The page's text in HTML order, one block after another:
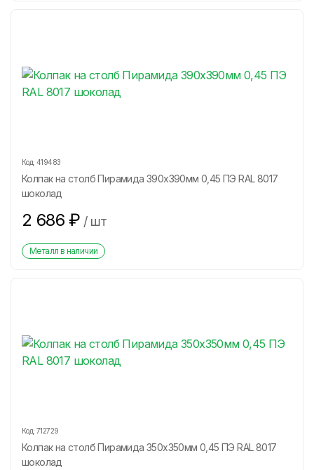
Код: 419483
Колпак на столб Пирамида 390х390мм 0,45 ПЭ RAL 8017
шоколад
2 686 ₽ / шт
Металл в наличии
Код: 712729
Колпак на столб Пирамида 350х350мм 0,45 ПЭ RAL 8017
шоколад